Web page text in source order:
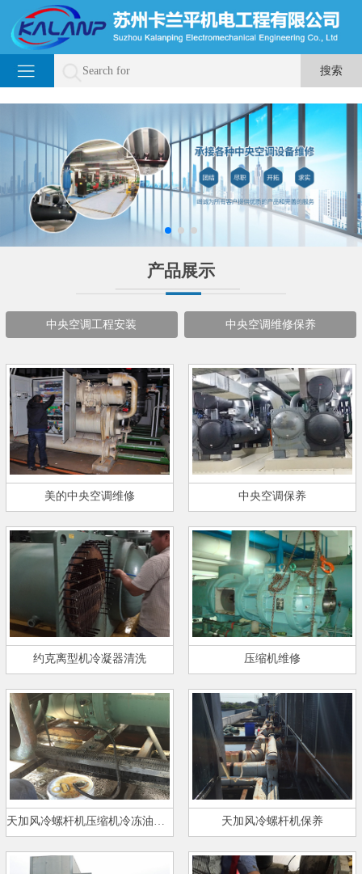
产品展示
中央空调工程安装 中央空调维修保养
美的中央空调维修 中央空调保养
约克离型机冷凝器清洗 压缩机维修
天加风冷螺杆机保养